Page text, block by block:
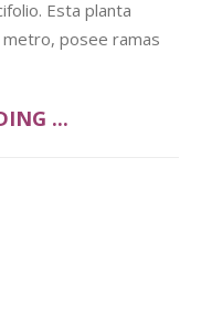
Esta planta
metro, posee ramas
...